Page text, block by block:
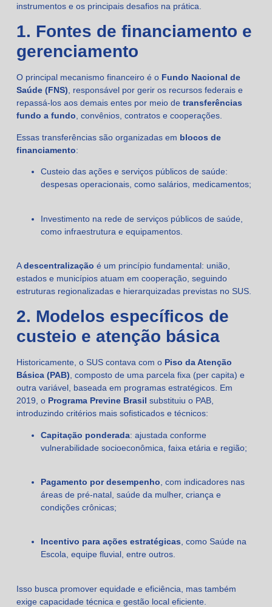
instrumentos e os principais desafios na prática.
1. Fontes de financiamento e
gerenciamento
O principal mecanismo financeiro é o Fundo Nacional de
Saúde (FNS), responsável por gerir os recursos federais e
repassá-los aos demais entes por meio de transferências
fundo a fundo, convênios, contratos e cooperações.
Essas transferências são organizadas em blocos de
financiamento:
Custeio das ações e serviços públicos de saúde:
despesas operacionais, como salários, medicamentos;
Investimento na rede de serviços públicos de saúde,
como infraestrutura e equipamentos.
Adescentralização é um princípio fundamental: união,
estados e municípios atuam em cooperação, seguindo
estruturas regionalizadas e hierarquizadas previstas no SUS.
2. Modelos específicos de
custeio e atenção básica
Historicamente, o SUS contava com o Piso da Atenção
Básica (PAB), composto de uma parcela fixa (per capita) e
outra variável, baseada em programas estratégicos. Em
2019, o Programa Previne Brasil substituiu o PAB,
introduzindo critérios mais sofisticados e técnicos:
Capitação ponderada: ajustada conforme
vulnerabilidade socioeconômica, faixa etária e região;
Pagamento por desempenho , com indicadores nas
áreas de pré-natal, saúde da mulher, criança e
condições crônicas;
Incentivo para ações estratégicas, como Saúde na
Escola, equipe fluvial, entre outros.
Isso busca promover equidade e eficiência, mas também
exige capacidade técnica e gestão local eficiente.